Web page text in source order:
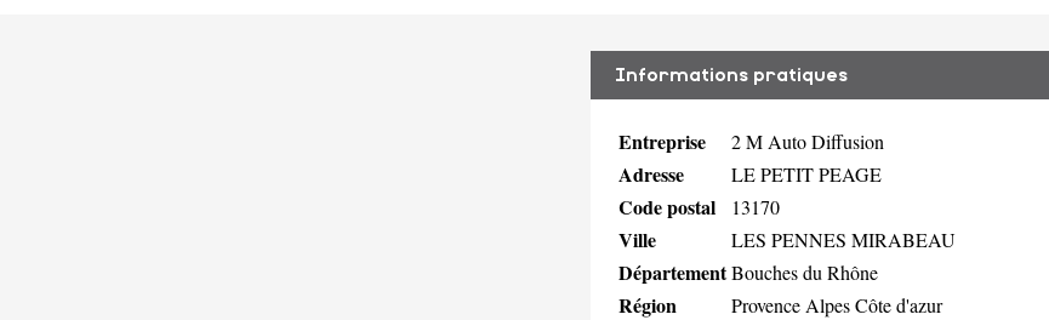
Informations pratiques
Entreprise 2 M Auto Diffusion
Adresse LE PETIT PEAGE
Code postal 13170
Ville LES PENNES MIRABEAU
DépartementBouches du Rhône
Région Provence Alpes Côte d'azur